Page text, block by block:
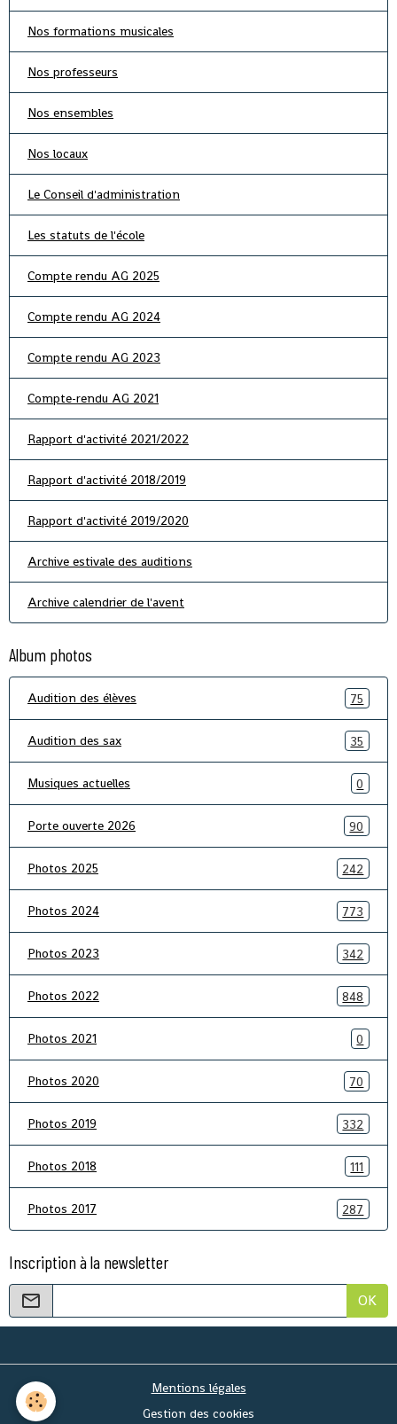
Nos formations musicales
Nos professeurs
Nos ensembles
Nos locaux
Le Conseil d'administration
Les statuts de l'école
Compte rendu AG 2025
Compte rendu AG 2024
Compte rendu AG 2023
Compte-rendu AG 2021
Rapport d'activité 2021/2022
Rapport d'activité 2018/2019
Rapport d'activité 2019/2020
Archive estivale des auditions
Archive calendrier de l'avent
Album photos
Audition des élèves 75
Audition des sax 35
Musiques actuelles 0
Porte ouverte 2026 90
Photos 2025 242
Photos 2024 773
Photos 2023 342
Photos 2022 848
Photos 2021 0
Photos 2020 70
Photos 2019 332
Photos 2018 111
Photos 2017 287
Inscription à la newsletter
OK
Mentions légales
Gestion des cookies